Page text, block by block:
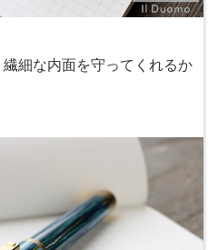
細な内面を守ってくれるか